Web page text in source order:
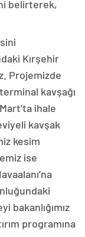
belirterek,
Kırşehir
Projemizde
kavşağı
ihale
kavşak
kesim
ise
bakanlığımız
programına